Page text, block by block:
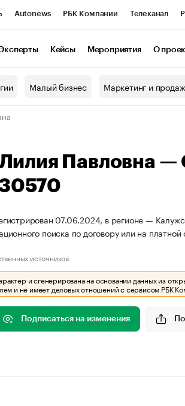
Autonews РБК Компании Телеканал
Кейсы Мероприятия О
Малый бизнес Маркетинг и
Павловна
07.06.2024, в регионе —
поиска по договору или на
источников.
и сгенерирована на основании данных из
и не имеет деловых отношений с сервисом РБК
Подписаться на изменения